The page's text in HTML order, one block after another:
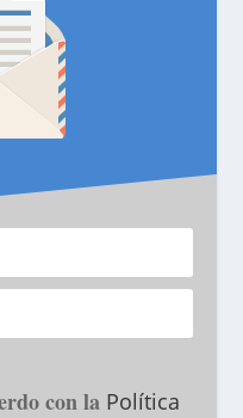
con la Política